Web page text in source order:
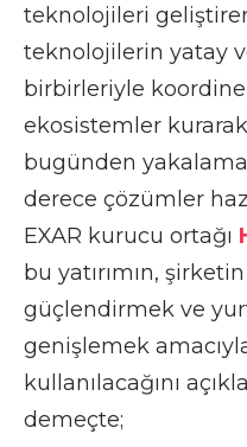
teknolojileri
teknolojilerin yatay
birbirleriyle
ekosistemler
bugünden yakalama
derece çözümler
EXAR kurucu ortağı
bu yatırımın,
güçlendirmek ve
genişlemek
kullanılacağını
demeçte;